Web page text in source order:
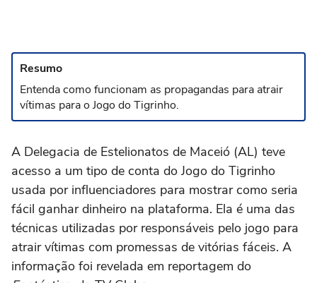
Resumo
Entenda como funcionam as propagandas para atrair
vítimas para o Jogo do Tigrinho.
A Delegacia de Estelionatos de Maceió (AL) teve
acesso a um tipo de conta do Jogo do Tigrinho
usada por influenciadores para mostrar como seria
fácil ganhar dinheiro na plataforma. Ela é uma das
técnicas utilizadas por responsáveis pelo jogo para
atrair vítimas com promessas de vitórias fáceis. A
informação foi revelada em reportagem do